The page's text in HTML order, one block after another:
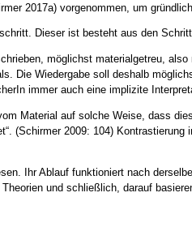
2017a) vorgenommen, um
Dieser ist besteht aus den
möglichst materialgetreu,
Die Wiedergabe soll deshalb
immer auch eine implizite
Material auf solche Weise, dass
(Schirmer 2009: 104)
Ihr Ablauf funktioniert nach
und schließlich, darauf